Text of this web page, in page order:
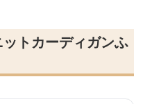
トカーディガンふ